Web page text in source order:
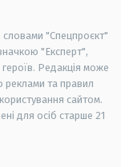
словами "Спецпроєкт"
"Експерт",
Редакція може
реклами та правил
сайтом.
для осіб старше 21